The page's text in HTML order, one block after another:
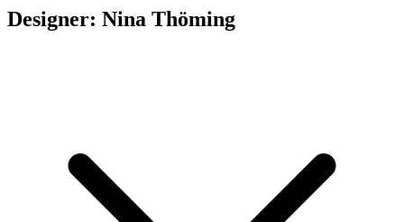
Designer: Nina Thöming